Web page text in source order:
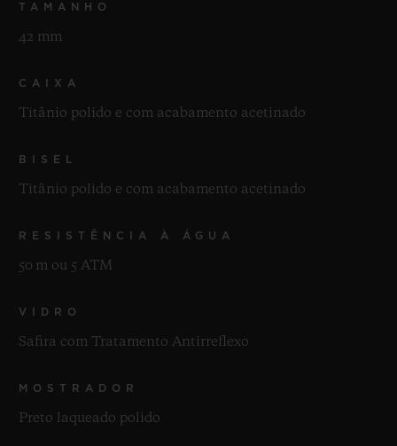
TAMANHO
42 mm
CAIXA
Titânio polido e com acabamento acetinado
BISEL
Titânio polido e com acabamento acetinado
RESISTÊNCIA À ÁGUA
50 m ou 5 ATM
VIDRO
Safira com Tratamento Antirreflexo
MOSTRADOR
Preto laqueado polido